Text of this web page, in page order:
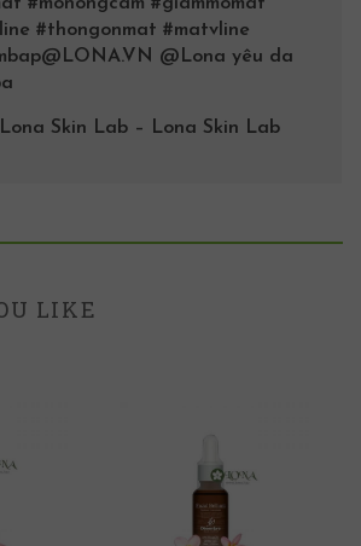
#thongonmat #matvline
@Lona yêu da
Skin Lab – Lona Skin Lab
LIKE